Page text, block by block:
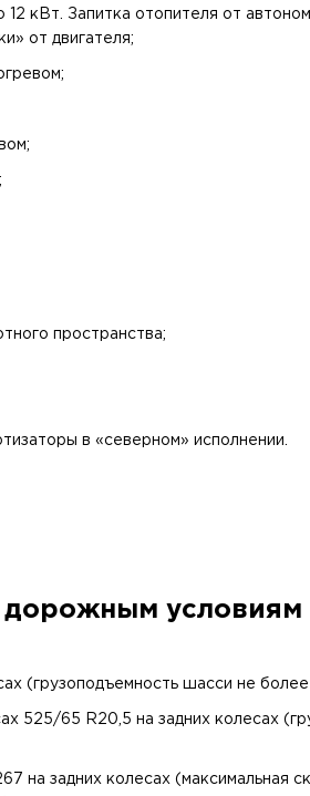
кВт. Запитка отопителя от
от двигателя;
пространства;
в «северном» исполнении.
дорожным условиям
(грузоподъемность шасси не
525/65 R20,5 на задних колесах
на задних колесах (максимальная